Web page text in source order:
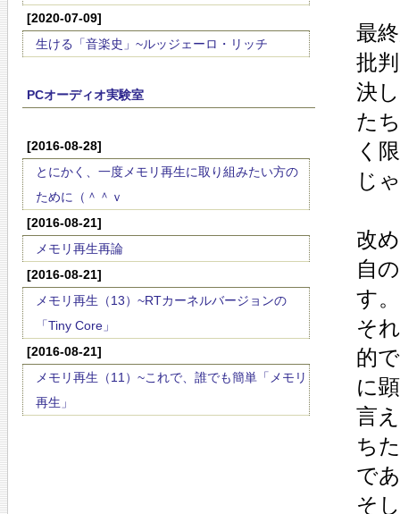
[2020-07-09]
生ける「音楽史」~ルッジェーロ・リッチ
PCオーディオ実験室
[2016-08-28]
とにかく、一度メモリ再生に取り組みたい方の
ために（＾＾ｖ
[2016-08-21]
メモリ再生再論
[2016-08-21]
メモリ再生（13）~RTカーネルバージョンの
「Tiny Core」
[2016-08-21]
メモリ再生（11）~これで、誰でも簡単「メモリ
再生」
最
批
決
た
く
じ
改
自
す。
そ
的
に
言
ち
で
そ